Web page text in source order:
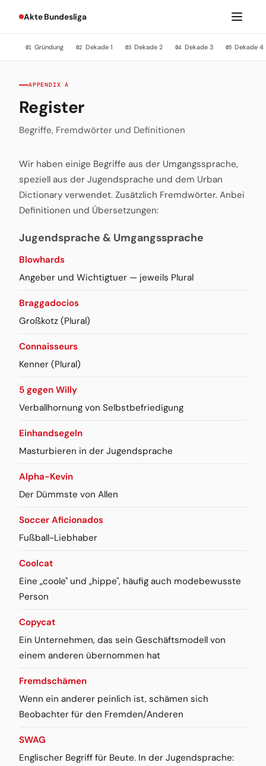
Akte Bundesliga
01 Gründung 02 Dekade 1 03 Dekade 2 04 Dekade 3 05 Dekade 4
APPENDIX A
Register
Begriffe, Fremdwörter und Definitionen
Wir haben einige Begriffe aus der Umgangssprache,
speziell aus der Jugendsprache und dem Urban
Dictionary verwendet. Zusätzlich Fremdwörter. Anbei
Definitionen und Übersetzungen:
Jugendsprache & Umgangssprache
Blowhards
Angeber und Wichtigtuer — jeweils Plural
Braggadocios
Großkotz (Plural)
Connaisseurs
Kenner (Plural)
5 gegen Willy
Verballhornung von Selbstbefriedigung
Einhandsegeln
Masturbieren in der Jugendsprache
Alpha-Kevin
Der Dümmste von Allen
Soccer Aficionados
Fußball-Liebhaber
Coolcat
Eine „coole" und „hippe", häufig auch modebewusste
Person
Copycat
Ein Unternehmen, das sein Geschäftsmodell von
einem anderen übernommen hat
Fremdschämen
Wenn ein anderer peinlich ist, schämen sich
Beobachter für den Fremden/Anderen
SWAG
Englischer Begriff für Beute. In der Jugendsprache: